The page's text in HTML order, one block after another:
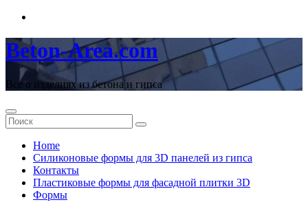
Перейти
содержимому
Beton-Area.com
Все о изделиях из бетона и гипса
Home
Cиликоновые формы для 3D панелей из гипса
Контакты
Пластиковые формы для фасадной плитки 3D
Формы